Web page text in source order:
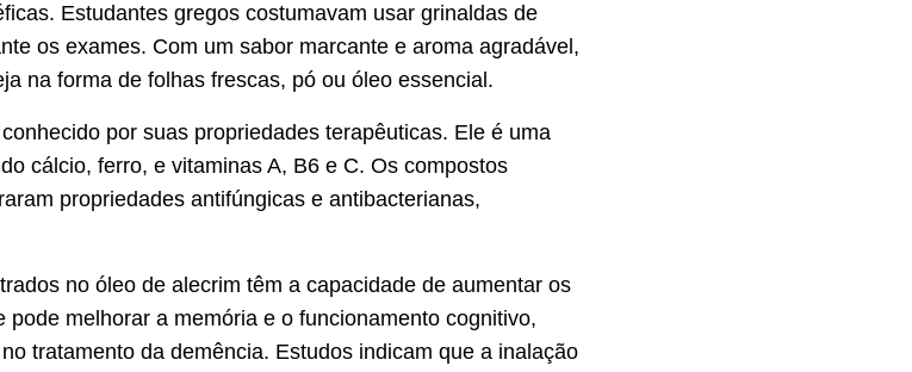
Estudantes gregos costumavam usar grinaldas de
os exames. Com um sabor marcante e aroma agradável,
na forma de folhas frescas, pó ou óleo essencial.
por suas propriedades terapêuticas. Ele é uma
cálcio, ferro, e vitaminas A, B6 e C. Os compostos
propriedades antifúngicas e antibacterianas,
no óleo de alecrim têm a capacidade de aumentar os
melhorar a memória e o funcionamento cognitivo,
tratamento da demência. Estudos indicam que a inalação